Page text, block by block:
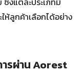
ห้ลูกค้าเลือกได้อย่าง
รผ่าน Aorest